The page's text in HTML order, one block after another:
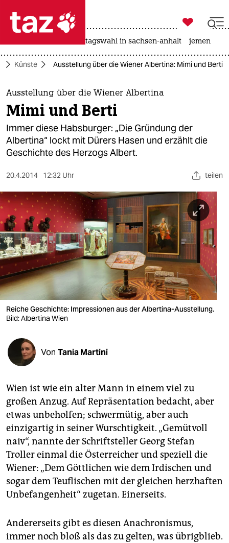
 taz zahl ich
taz zahl ich
themen
politik
öko
sport
berlin
nord
wahrheit
verlag
verlag
veranstaltungen
shop
unterstützen
abo
genossenschaft
epaper login

taz zahl ich
landtagswahl in sachsen-anhalt jemen
Künste Ausstellung über die Wiener Albertina: Mimi und Berti
Ausstellung über die Wiener Albertina
Mimi und Berti
Immer diese Habsburger: „Die Gründung der
Albertina“ lockt mit Dürers Hasen und erzählt die
Geschichte des Herzogs Albert.
20.4.2014 12:32 Uhr teilen
Reiche Geschichte: Impressionen aus der Albertina-Ausstellung.
Bild: Albertina Wien
Von Tania Martini
Wien ist wie ein alter Mann in einem viel zu
großen Anzug. Auf Repräsentation bedacht, aber
etwas unbeholfen; schwermütig, aber auch
einzigartig in seiner Wurschtigkeit. „Gemütvoll
naiv“, nannte der Schriftsteller Georg Stefan
Troller einmal die Österreicher und speziell die
Wiener: „Dem Göttlichen wie dem Irdischen und
sogar dem Teuflischen mit der gleichen herzhaften
Unbefangenheit“ zugetan. Einerseits.
Andererseits gibt es diesen Anachronismus,
immer noch bloß als das zu gelten, was übrigblieb.